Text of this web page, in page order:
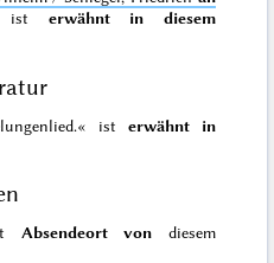
erwähnt in diesem
ist erwähnt in
Absendeort von diesem